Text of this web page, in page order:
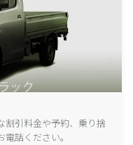
割引料金や予約、乗り捨
話ください。